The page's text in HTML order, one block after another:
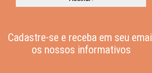
Cadastre-se e receba em seu email
os nossos informativos